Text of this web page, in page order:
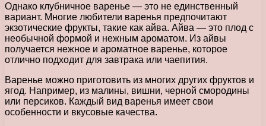
Однако клубничное варенье — это не единственный
вариант. Многие любители варенья предпочитают
экзотические фрукты, такие как айва. Айва — это плод с
необычной формой и нежным ароматом. Из айвы
получается нежное и ароматное варенье, которое
отлично подходит для завтрака или чаепития.
Варенье можно приготовить из многих других фруктов и
ягод. Например, из малины, вишни, черной смородины
или персиков. Каждый вид варенья имеет свои
особенности и вкусовые качества.